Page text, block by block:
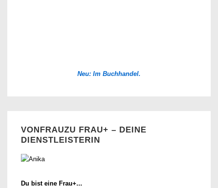
Neu: Im Buchhandel.
VONFRAUZU FRAU+ – DEINE
DIENSTLEISTERIN
Du bist eine Frau+...